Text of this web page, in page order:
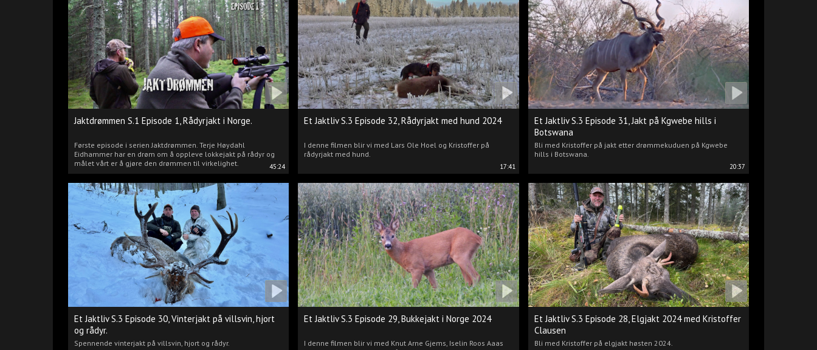
45:24
Jaktdrømmen S.1 Episode 1, Rådyrjakt i Norge.
Første episode i serien Jaktdrømmen. Terje Høydahl
Eidhammer har en drøm om å oppleve lokkejakt på rådyr og
målet vårt er å gjøre den drømmen til virkelighet.
17:41
Et Jaktliv S.3 Episode 32, Rådyrjakt med hund 2024
I denne filmen blir vi med Lars Ole Hoel og Kristoffer på
rådyrjakt med hund.
20:37
Et Jaktliv S.3 Episode 31, Jakt på Kgwebe hills i
Botswana
Bli med Kristoffer på jakt etter drømmekuduen på Kgwebe
hills i Botswana.
Et Jaktliv S.3 Episode 30, Vinterjakt på villsvin, hjort
og rådyr.
Spennende vinterjakt på villsvin, hjort og rådyr.
Et Jaktliv S.3 Episode 29, Bukkejakt i Norge 2024
I denne filmen blir vi med Knut Arne Gjems, Iselin Roos Aaas
Et Jaktliv S.3 Episode 28, Elgjakt 2024 med Kristoffer
Clausen
Bli med Kristoffer på elgjakt høsten 2024.